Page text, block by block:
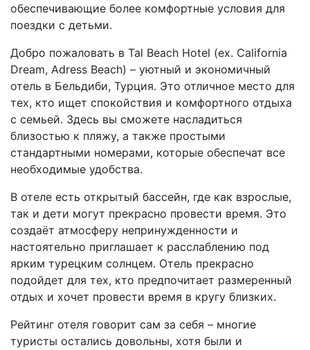
обеспечивающие более комфортные условия для
поездки с детьми.
Добро пожаловать в Tal Beach Hotel (ex. California
Dream, Adress Beach) – уютный и экономичный
отель в Бельдиби, Турция. Это отличное место для
тех, кто ищет спокойствия и комфортного отдыха
с семьей. Здесь вы сможете насладиться
близостью к пляжу, а также простыми
стандартными номерами, которые обеспечат все
необходимые удобства.
В отеле есть открытый бассейн, где как взрослые,
так и дети могут прекрасно провести время. Это
создаёт атмосферу непринужденности и
настоятельно приглашает к расслаблению под
ярким турецким солнцем. Отель прекрасно
подойдет для тех, кто предпочитает размеренный
отдых и хочет провести время в кругу близких.
Рейтинг отеля говорит сам за себя – многие
туристы остались довольны, хотя были и